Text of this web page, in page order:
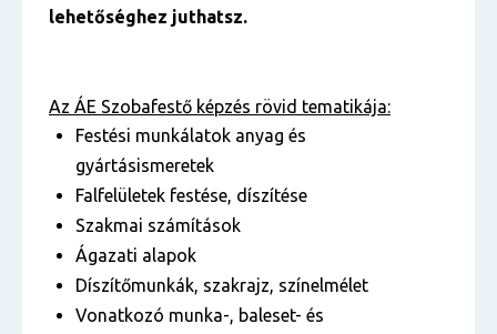
lehetőséghez juthatsz.
Az ÁE Szobafestő képzés rövid tematikája:
Festési munkálatok anyag és
gyártásismeretek
Falfelületek festése, díszítése
Szakmai számítások
Ágazati alapok
Díszítőmunkák, szakrajz, színelmélet
Vonatkozó munka-, baleset- és